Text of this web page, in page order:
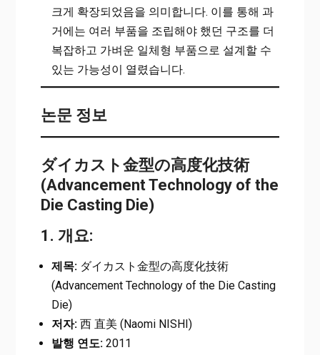
크게 확장되었음을 의미합니다. 이를 통해 과
거에는 여러 부품을 조립해야 했던 구조를 더
복잡하고 가벼운 일체형 부품으로 설계할 수
있는 가능성이 열렸습니다.
논문 정보
ダイカスト金型の高度化技術
(Advancement Technology of the
Die Casting Die)
1. 개요:
제목:ダイカスト金型の高度化技術
(Advancement Technology of the Die Casting
Die)
저자:西 直美 (Naomi NISHI)
발행 연도:2011